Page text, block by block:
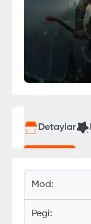
Detaylar
Mod:
Pegi: